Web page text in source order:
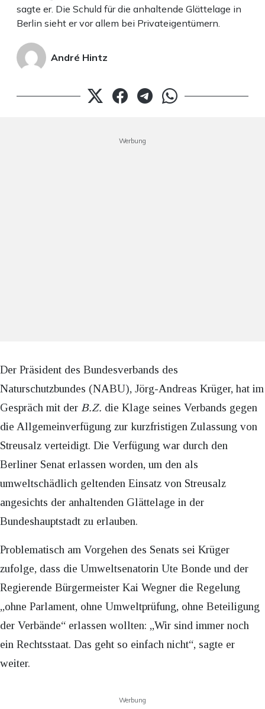
sagte er. Die Schuld für die anhaltende Glättelage in
Berlin sieht er vor allem bei Privateigentümern.
André Hintz
Werbung
Der Präsident des Bundesverbands des
Naturschutzbundes (NABU), Jörg-Andreas Krüger, hat im
Gespräch mit der B.Z. die Klage seines Verbands gegen
die Allgemeinverfügung zur kurzfristigen Zulassung von
Streusalz verteidigt. Die Verfügung war durch den
Berliner Senat erlassen worden, um den als
umweltschädlich geltenden Einsatz von Streusalz
angesichts der anhaltenden Glättelage in der
Bundeshauptstadt zu erlauben.
Problematisch am Vorgehen des Senats sei Krüger
zufolge, dass die Umweltsenatorin Ute Bonde und der
Regierende Bürgermeister Kai Wegner die Regelung
„ohne Parlament, ohne Umweltprüfung, ohne Beteiligung
der Verbände“ erlassen wollten: „Wir sind immer noch
ein Rechtsstaat. Das geht so einfach nicht“, sagte er
weiter.
Werbung